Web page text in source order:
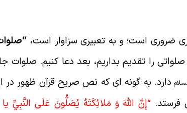
ضروری است؛ و به تعبیری سزاوار است، “
را تقدیم بداریم، بعد دعا کنیم. صلوات
دارد. به گونه ای که نص صریح قرآن ظهور در
فرستد. “إِنَّ اللَّهَ وَ مَلائِكَتَهُ يُصَلُّونَ عَلَى النَّبِيِّ يا